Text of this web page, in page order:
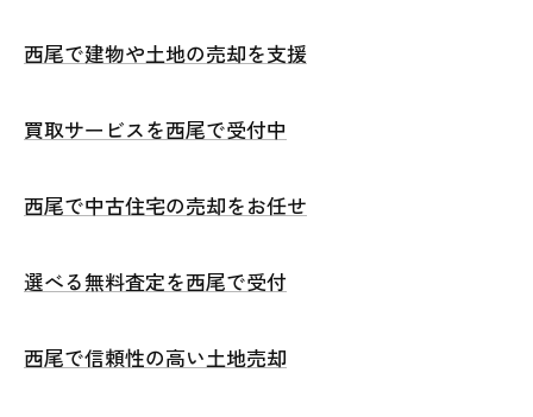
西尾で建物や土地の売却を支援
買取サービスを西尾で受付中
西尾で中古住宅の売却をお任せ
選べる無料査定を西尾で受付
西尾で信頼性の高い土地売却